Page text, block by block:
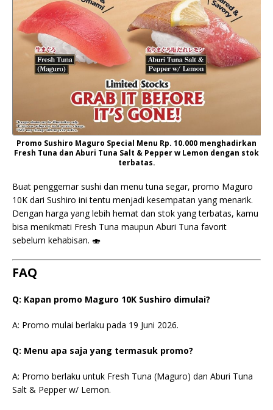
Promo Sushiro Maguro Special Menu Rp. 10.000 menghadirkan
Fresh Tuna dan Aburi Tuna Salt & Pepper w Lemon dengan stok
terbatas.
Buat penggemar sushi dan menu tuna segar, promo Maguro
10K dari Sushiro ini tentu menjadi kesempatan yang menarik.
Dengan harga yang lebih hemat dan stok yang terbatas, kamu
bisa menikmati Fresh Tuna maupun Aburi Tuna favorit
sebelum kehabisan. 🍣
FAQ
Q: Kapan promo Maguro 10K Sushiro dimulai?
A: Promo mulai berlaku pada 19 Juni 2026.
Q: Menu apa saja yang termasuk promo?
A: Promo berlaku untuk Fresh Tuna (Maguro) dan Aburi Tuna
Salt & Pepper w/ Lemon.